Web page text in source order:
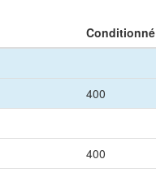
Conditionné
400
400